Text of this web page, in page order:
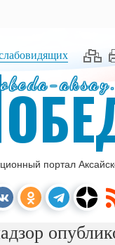
портал